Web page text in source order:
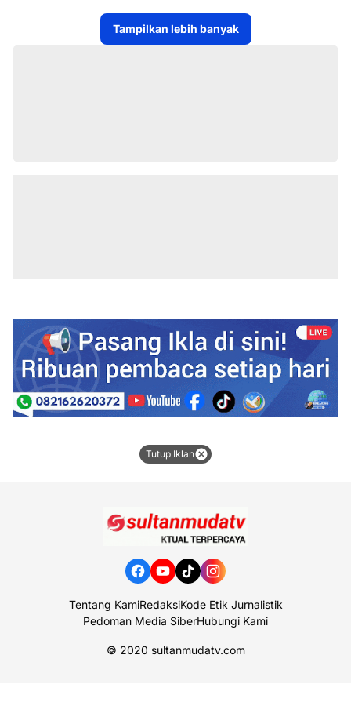
Tampilkan lebih banyak
Tutup Iklan
Tentang KamiRedaksiKode Etik Jurnalistik
Pedoman Media SiberHubungi Kami
© 2020 sultanmudatv.com